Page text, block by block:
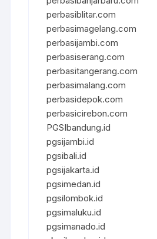
perbasiblitar.com
perbasimagelang.com
perbasijambi.com
perbasiserang.com
perbasitangerang.com
perbasimalang.com
perbasidepok.com
perbasicirebon.com
PGSIbandung.id
pgsijambi.id
pgsibali.id
pgsijakarta.id
pgsimedan.id
pgsilombok.id
pgsimaluku.id
pgsimanado.id